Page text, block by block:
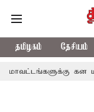
தமிழகம் தேசியம்
கன மழை